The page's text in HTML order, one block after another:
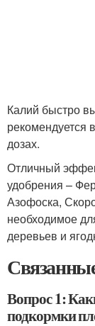
Калий быстро
рекомендуется
дозах.
Отличный
удобрения –
Азофоска,
необходимое
деревьев и
Вопрос 1:
подкормки